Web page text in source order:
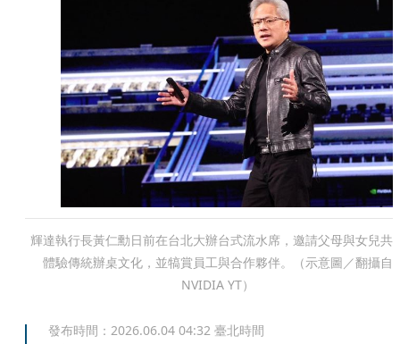
輝達執行長黃仁勳日前在台北大辦台式流水席，邀請父母與女兒共
體驗傳統辦桌文化，並犒賞員工與合作夥伴。（示意圖／翻攝自
NVIDIA YT）
發布時間： 2026.06.04 04:32 臺北時間